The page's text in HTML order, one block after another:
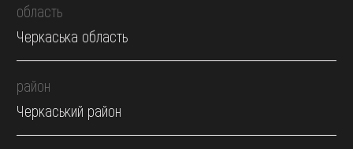
область
Черкаська область
район
Черкаський район